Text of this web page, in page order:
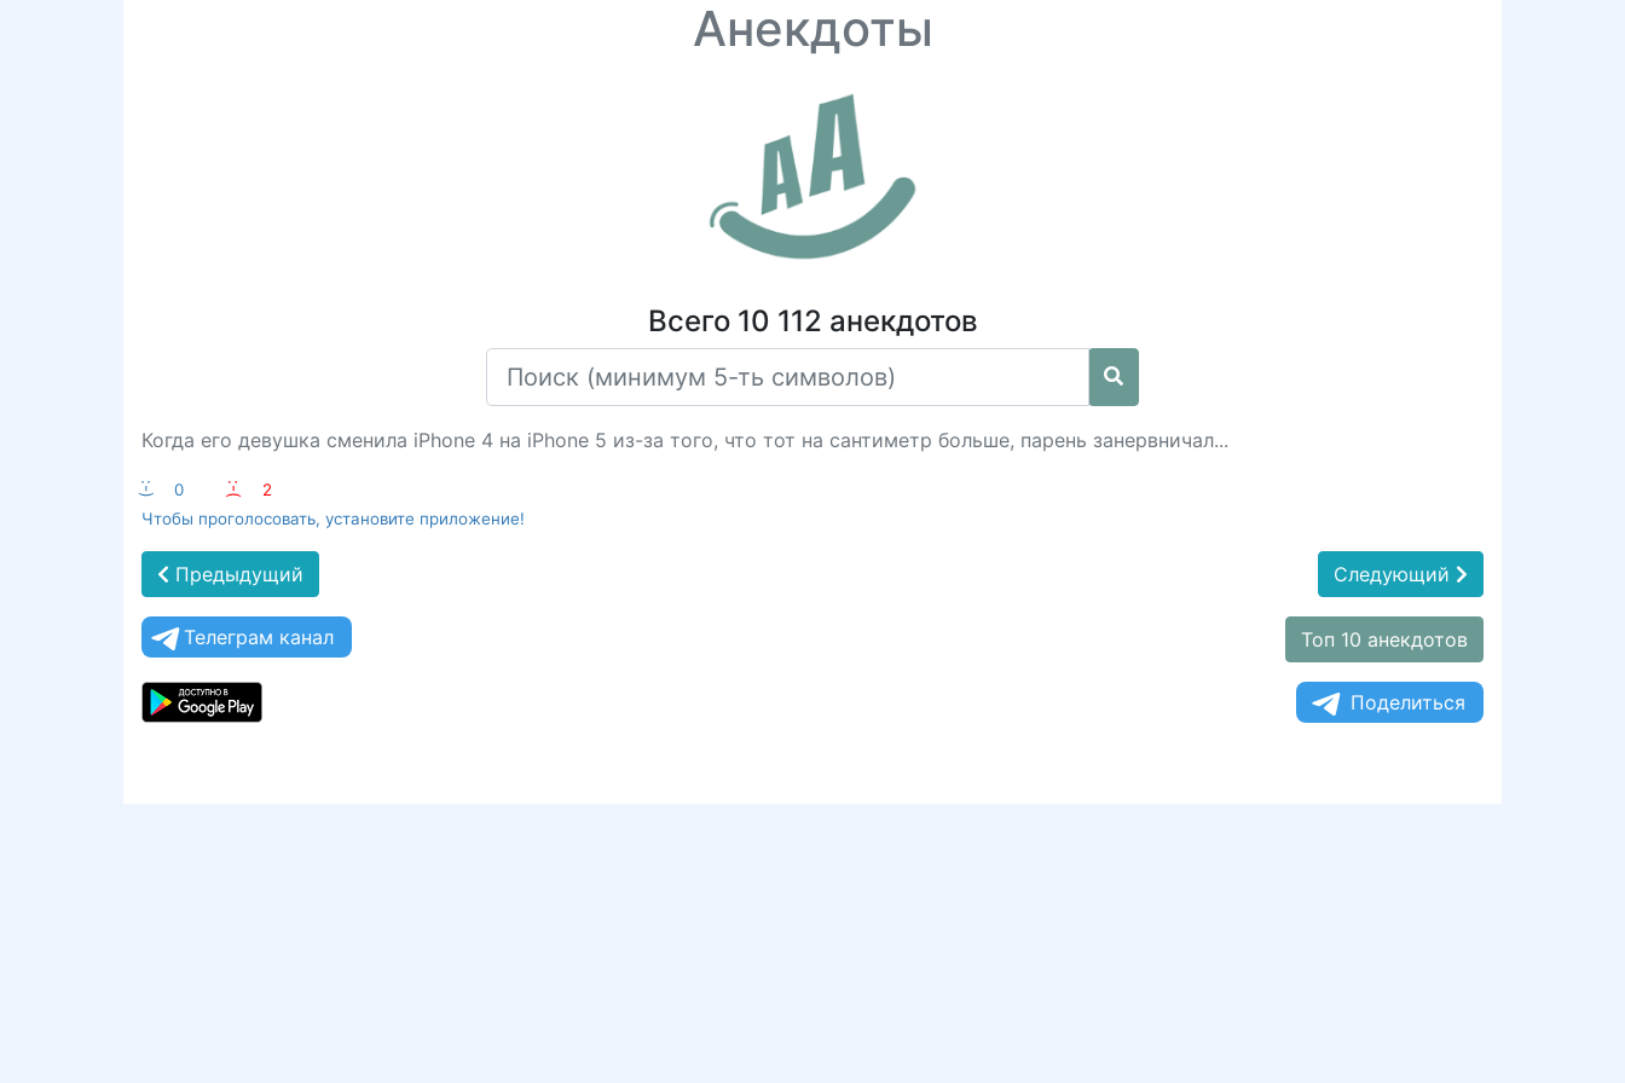
Анекдоты
Всего 10 112 анекдотов
Когда его девушка сменила iPhone 4 на iPhone 5 из-за того, что тот на сантиметр больше, парень занервничал...
:-) 0 :-(
2
Чтобы проголосовать, установите приложение!
Предыдущий Следующий
Телеграм канал Топ 10 анекдотов
Поделиться